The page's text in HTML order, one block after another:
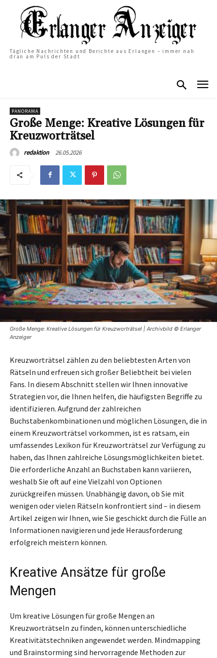
Tägliche Nachrichten und Berichte aus Erlangen – immer nah
dran am Puls der Stadt
PANORAMA
Große Menge: Kreative Lösungen für
Kreuzworträtsel
redaktion 26.05.2026
Große Menge: Kreative Lösungen für Kreuzworträtsel | Archivbild © Erlanger
Anzeiger
Kreuzworträtsel zählen zu den beliebtesten Arten von
Rätseln und erfreuen sich großer Beliebtheit bei vielen
Fans. In diesem Abschnitt stellen wir Ihnen innovative
Strategien vor, die Ihnen helfen, die häufigsten Begriffe zu
identifizieren. Aufgrund der zahlreichen
Buchstabenkombinationen und möglichen Lösungen, die in
einem Kreuzworträtsel vorkommen, ist es ratsam, ein
umfassendes Lexikon für Kreuzworträtsel zur Verfügung zu
haben, das Ihnen zahlreiche Lösungsmöglichkeiten bietet.
Die erforderliche Anzahl an Buchstaben kann variieren,
weshalb Sie oft auf eine Vielzahl von Optionen
zurückgreifen müssen. Unabhängig davon, ob Sie mit
wenigen oder vielen Rätseln konfrontiert sind – in diesem
Artikel zeigen wir Ihnen, wie Sie geschickt durch die Fülle an
Informationen navigieren und jede Herausforderung
erfolgreich meistern können.
Kreative Ansätze für große
Mengen
Um kreative Lösungen für große Mengen an
Kreuzworträtseln zu finden, können unterschiedliche
Kreativitätstechniken angewendet werden. Mindmapping
und Brainstorming sind hervorragende Methoden zur